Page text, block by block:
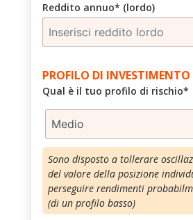
Reddito annuo* (lordo)
PROFILO DI INVESTIMENTO
Qual è il tuo profilo di rischio*
Medio
Sono disposto a tollerare
del valore della posizione
perseguire rendimenti
(di un profilo basso)